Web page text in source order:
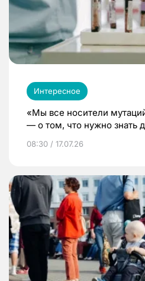
Интересное
«Мы все носители
— о том, что нужно знать
08:30 / 17.07.26